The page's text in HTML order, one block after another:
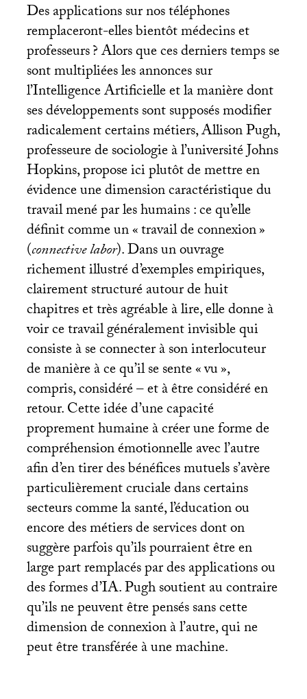
Des applications sur nos téléphones
remplaceront-elles bientôt médecins et
professeurs? Alors que ces derniers temps se
sont multipliées les annonces sur
l’Intelligence Artificielle et la manière dont
ses développements sont supposés modifier
radicalement certains métiers, Allison Pugh,
professeure de sociologie à l’université Johns
Hopkins, propose ici plutôt de mettre en
évidence une dimension caractéristique du
travail mené par les humains : ce qu’elle
définit comme un «travail de connexion»
(connective labor). Dans un ouvrage
richement illustré d’exemples empiriques,
clairement structuré autour de huit
chapitres et très agréable à lire, elle donne à
voir ce travail généralement invisible qui
consiste à se connecter à son interlocuteur
de manière à ce qu’il se sente «vu»,
compris, considéré – et à être considéré en
retour. Cette idée d’une capacité
proprement humaine à créer une forme de
compréhension émotionnelle avec l’autre
afin d’en tirer des bénéfices mutuels s’avère
particulièrement cruciale dans certains
secteurs comme la santé, l’éducation ou
encore des métiers de services dont on
suggère parfois qu’ils pourraient être en
large part remplacés par des applications ou
des formes d’IA. Pugh soutient au contraire
qu’ils ne peuvent être pensés sans cette
dimension de connexion à l’autre, qui ne
peut être transférée à une machine.